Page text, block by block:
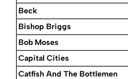
Beck
Bishop Briggs
Bob Moses
Capital Cities
Catfish And The Bottlemen